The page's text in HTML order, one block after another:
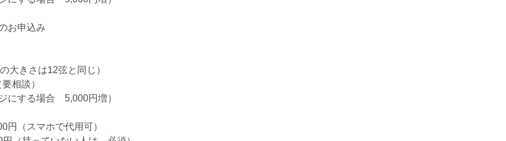
お申込み
大きさは12弦と同じ）
相談）
する場合　5,000円増）
円（スマホで代用可）